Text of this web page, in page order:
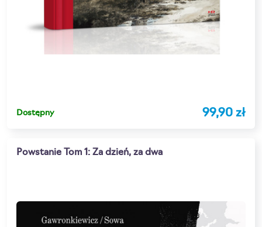
Dostępny 99,90 zł
Powstanie Tom 1: Za dzień, za dwa